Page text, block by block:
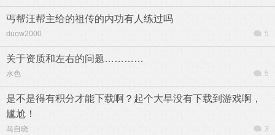
丐帮汪帮主给的祖传的内功有人练过吗
duow2000 5
关于资质和左右的问题…………
水色 5
是不是得有积分才能下载啊？起个大早没有下载到游戏啊，
尴尬！
马自晓 3